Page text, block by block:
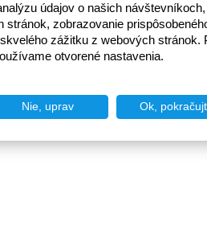
údajov o našich
stránok, zobrazovanie
zážitku z webových stránok.
otvorené nastavenia.
Nie, uprav Ok,